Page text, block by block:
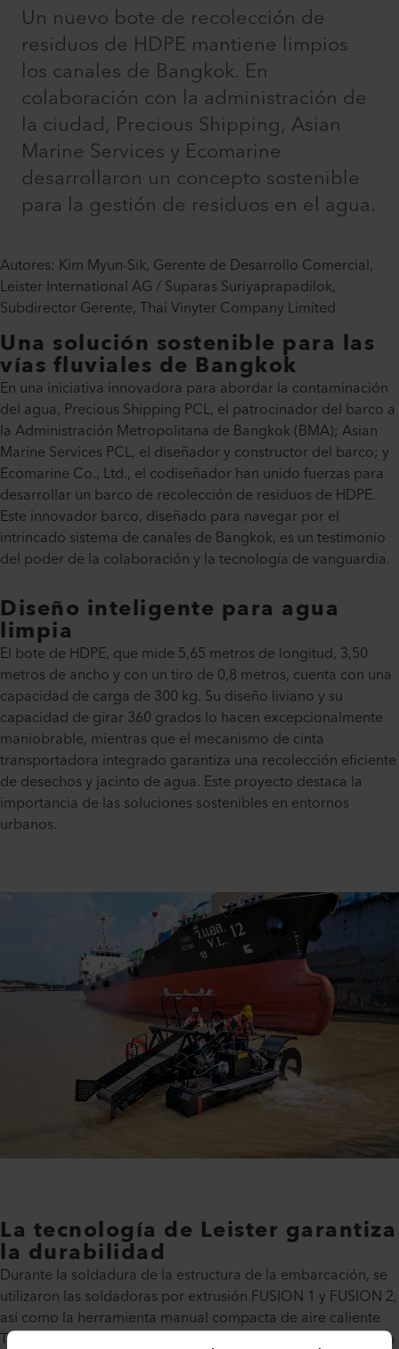
Un nuevo bote de recolección de
residuos de HDPE mantiene limpios
los canales de Bangkok. En
colaboración con la administración de
la ciudad, Precious Shipping, Asian
Marine Services y Ecomarine
desarrollaron un concepto sostenible
para la gestión de residuos en el agua.
Autores: Kim Myun-Sik, Gerente de Desarrollo Comercial,
Leister International AG / Suparas Suriyaprapadilok,
Subdirector Gerente, Thai Vinyter Company Limited
Una solución sostenible para las
vías fluviales de Bangkok
En una iniciativa innovadora para abordar la contaminación
del agua, Precious Shipping PCL, el patrocinador del barco a
la Administración Metropolitana de Bangkok (BMA); Asian
Marine Services PCL, el diseñador y constructor del barco; y
Ecomarine Co., Ltd., el codiseñador han unido fuerzas para
desarrollar un barco de recolección de residuos de HDPE.
Este innovador barco, diseñado para navegar por el
intrincado sistema de canales de Bangkok, es un testimonio
del poder de la colaboración y la tecnología de vanguardia.
Diseño inteligente para agua
limpia
El bote de HDPE, que mide 5,65 metros de longitud, 3,50
metros de ancho y con un tiro de 0,8 metros, cuenta con una
capacidad de carga de 300 kg. Su diseño liviano y su
capacidad de girar 360 grados lo hacen excepcionalmente
maniobrable, mientras que el mecanismo de cinta
transportadora integrado garantiza una recolección eficiente
de desechos y jacinto de agua. Este proyecto destaca la
importancia de las soluciones sostenibles en entornos
urbanos.
La tecnología de Leister garantiza
la durabilidad
Durante la soldadura de la estructura de la embarcación, se
utilizaron las soldadoras por extrusión FUSION 1 y FUSION 2,
así como la herramienta manual compacta de aire caliente
TRIAC ST de Leister. El proceso de soldadura, presentado en